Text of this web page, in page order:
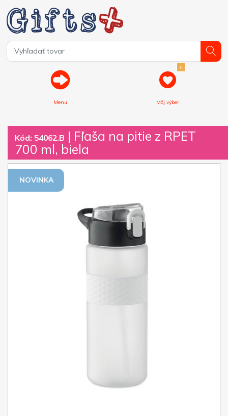
Menu
0
Môj výber
Kód: 54062.B | Fľaša na pitie z RPET
700 ml, biela
NOVINKA